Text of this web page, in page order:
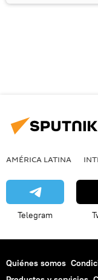
AMÉRICA LATINA
Telegram
Quiénes somos